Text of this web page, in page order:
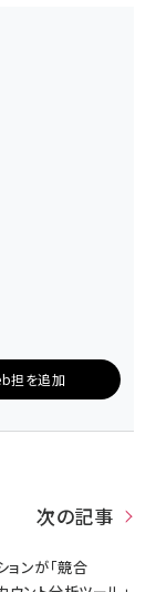
担を追加
次の記事
ョンが「競合